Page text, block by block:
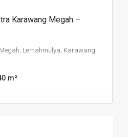
Karawang Megah –
Lemahmulya, Karawang,
m²